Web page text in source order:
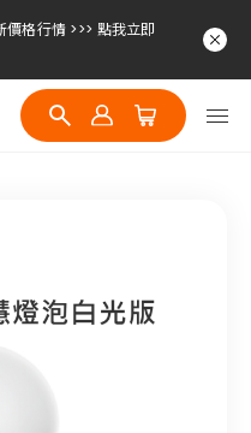
格行情 >>> 點我立即
格行情 >>> 點我立即
格行情 >>> 點我立即